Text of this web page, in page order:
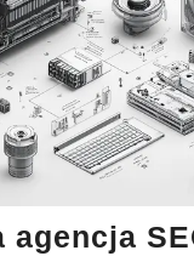
agencja